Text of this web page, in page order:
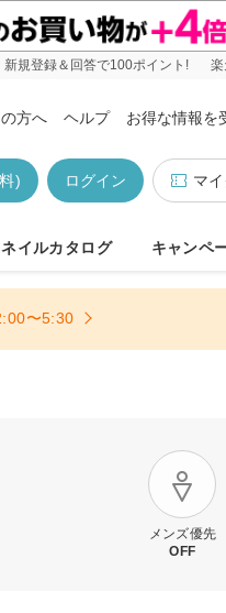
新規登録＆回答で100ポイント!
方へ ヘルプ お得な情報を
マ
ログイン
)
ネイルカタログ キャンペ
〜5:30
メンズ優先
OFF